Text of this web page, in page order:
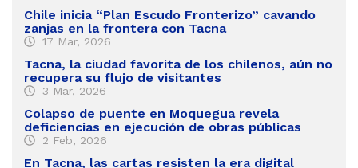
Chile inicia “Plan Escudo Fronterizo” cavando
zanjas en la frontera con Tacna
17 Mar, 2026
Tacna, la ciudad favorita de los chilenos, aún no
recupera su flujo de visitantes
3 Mar, 2026
Colapso de puente en Moquegua revela
deficiencias en ejecución de obras públicas
2 Feb, 2026
En Tacna, las cartas resisten la era digital